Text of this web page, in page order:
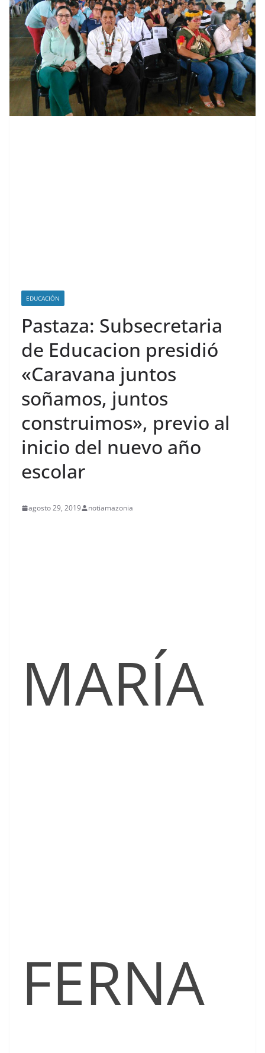
EDUCACIÓN
Pastaza: Subsecretaria
de Educacion presidió
«Caravana juntos
soñamos, juntos
construimos», previo al
inicio del nuevo año
escolar
agosto 29, 2019 notiamazonia
MARÍA
FERNA